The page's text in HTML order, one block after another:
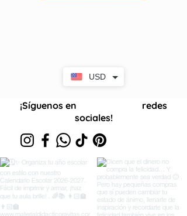
USD
¡Síguenos en
redes
sociales!